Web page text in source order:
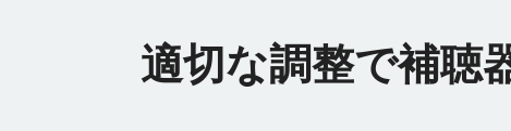
適切な調整で補聴